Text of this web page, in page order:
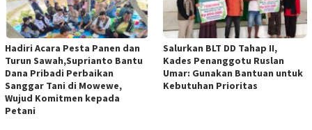
Hadiri Acara Pesta Panen dan
Turun Sawah,Suprianto Bantu
Dana Pribadi Perbaikan
Sanggar Tani di Mowewe,
Wujud Komitmen kepada
Petani
Salurkan BLT DD Tahap II,
Kades Penanggotu Ruslan
Umar: Gunakan Bantuan untuk
Kebutuhan Prioritas